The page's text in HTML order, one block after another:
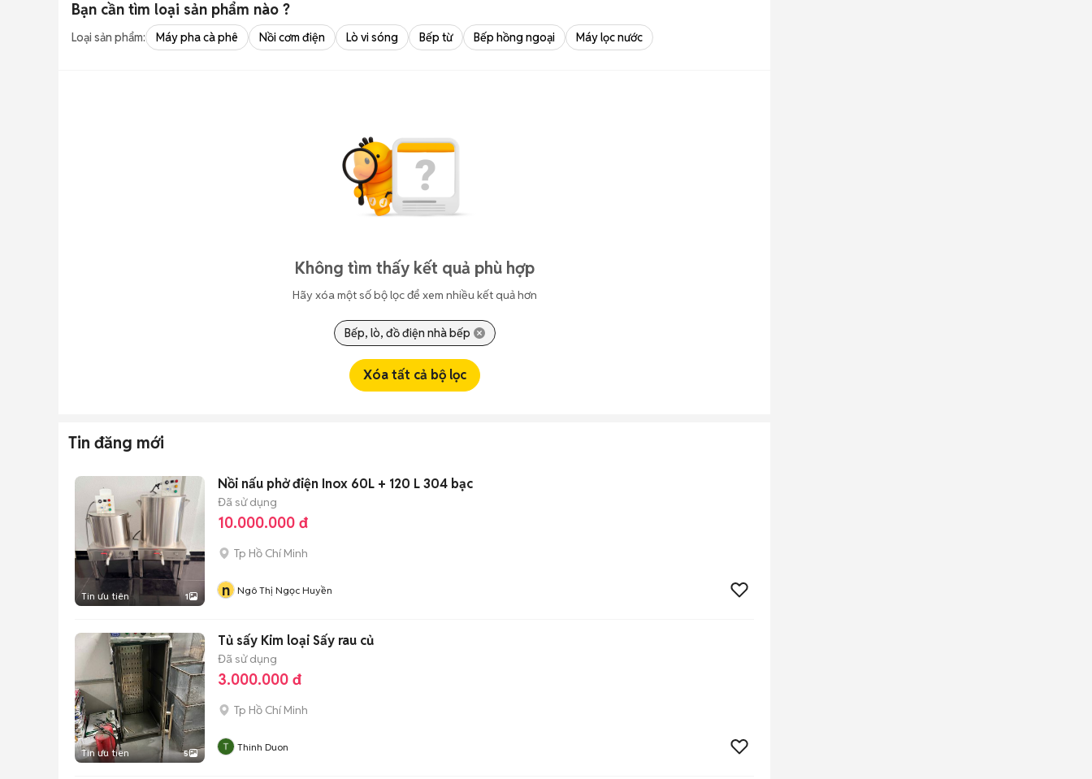
Bạn cần tìm loại sản phẩm nào ?
Loại sản phẩm: Máy pha cà phê Nồi cơm điện Lò vi sóng Bếp từ Bếp hồng ngoại Máy lọc nước
Không tìm thấy kết quả phù hợp
Hãy xóa một số bộ lọc để xem nhiều kết quả hơn
Bếp, lò, đồ điện nhà bếp
Xóa tất cả bộ lọc
Tin đăng mới
Tin ưu tiên 1
Nồi nấu phở điện Inox 60L + 120 L 304 bạc
Đã sử dụng
10.000.000 đ
Tp Hồ Chí Minh
n Ngô Thị Ngọc Huyền
Tin ưu tiên 5
Tủ sấy Kim loại Sấy rau củ
Đã sử dụng
3.000.000 đ
Tp Hồ Chí Minh
Thinh Duon